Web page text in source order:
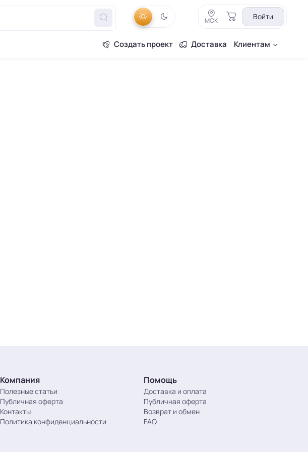
МСК Войти
Создать проект Доставка Клиентам
Компания
Полезные статьи
Публичная оферта
Контакты
Политика конфиденциальности
Помощь
Доставка и оплата
Публичная оферта
Возврат и обмен
FAQ